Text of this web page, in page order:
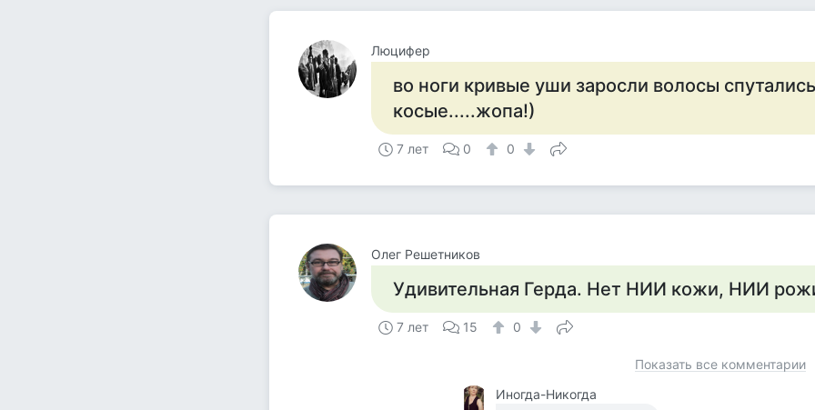
Люцифер
во ноги кривые уши заросли волосы спутались
косые.....жопа!)
7 лет 0 0
Олег Решетников
Удивительная Герда. Нет НИИ кожи, НИИ
7 лет 15 0
Показать все комментарии
Иногда-Никогда